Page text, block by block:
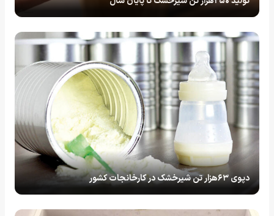
دپوی ۶۳هزار تن شیرخشک در کارخانجات کشور